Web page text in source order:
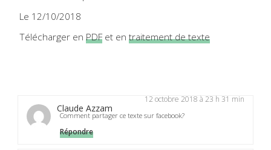
Le 12/10/2018
Télécharger enPDF et entraitement de texte
Claude Azzam
12 octobre 2018 à 23 h 31 min
Comment partager ce texte sur facebook?
Répondre